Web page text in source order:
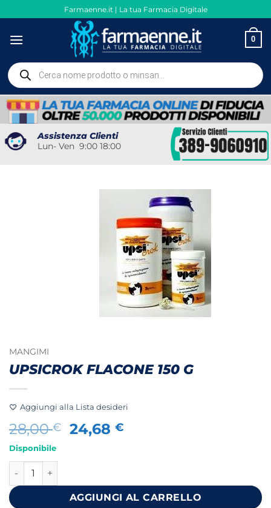
ai
contenuti
Farmaenne.it | La tua Farmacia Digitale
0
Ricerca
prodotti
Assistenza Clienti
Lun- Ven 9:00 18:00
MANGIMI
UPSICROK FLACONE 150 G
Aggiungi alla Lista desideri
28,00€
Il
28,00 €.
24,68€
24,68 €.
Disponibile
UPSICROK FLACONE 150 G quantità
AGGIUNGI AL CARRELLO